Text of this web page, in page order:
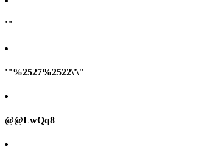
'"
'"%2527%2522\'\"
@@LwQq8